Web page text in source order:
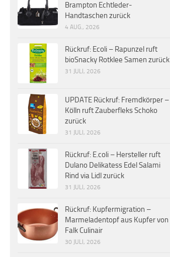
Brampton Echtleder-
Handtaschen zurück
4 AUG., 2026
Rückruf: Ecoli – Rapunzel ruft
bioSnacky Rotklee Samen zurück
31 JULI, 2026
UPDATE Rückruf: Fremdkörper –
Kölln ruft Zauberfleks Schoko
zurück
31 JULI, 2026
Rückruf: E.coli – Hersteller ruft
Dulano Delikatess Edel Salami
Rind via Lidl zurück
31 JULI, 2026
Rückruf: Kupfermigration –
Marmeladentopf aus Kupfer von
Falk Culinair
30 JULI, 2026